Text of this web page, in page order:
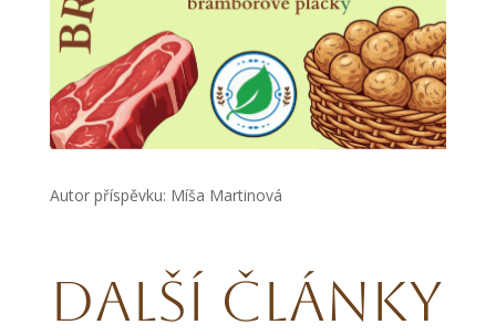
Autor příspěvku: Míša Martinová
Další články